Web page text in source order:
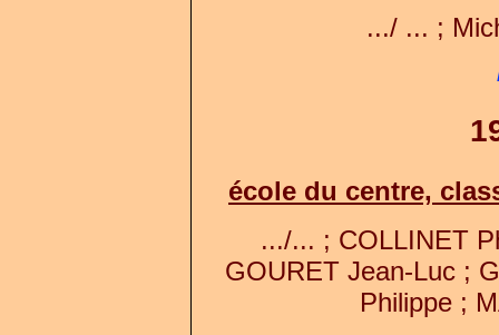
.../ ... ;
école du centre,
.../... ; COLLINET
GOURET Jean-Luc ;
Philippe ;